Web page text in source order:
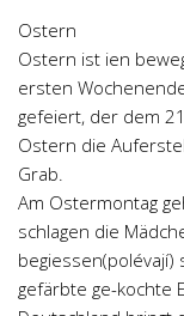
Ostern
Ostern ist ien
ersten
gefeiert, der dem
Ostern die
Grab.
Am Ostermontag
schlagen die
gefärbte ge-kochte